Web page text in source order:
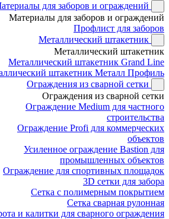
для заборов и ограждений
Материалы для заборов и ограждений
Профлист для заборов
Металлический штакетник
Металлический штакетник
Металлический штакетник Grand Line
штакетник Металл Профиль
Ограждения из сварной сетки
Ограждения из сварной сетки
Ограждение Medium для частного
строительства
Ограждение Profi для коммерческих
объектов
Усиленное ограждение Bastion для
промышленных объектов
Ограждение для спортивных площадок
3D сетки для забора
Сетка с полимерным покрытием
Сетка сварная рулонная
и калитки для сварного ограждения